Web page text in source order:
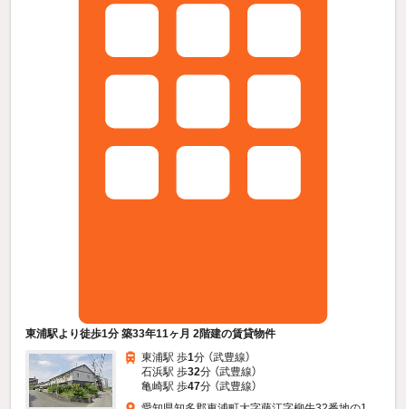
東浦駅より徒歩1分 築33年11ヶ月 2階建の賃貸物件
東浦駅 歩1分 （武豊線）
石浜駅 歩32分 （武豊線）
亀崎駅 歩47分 （武豊線）